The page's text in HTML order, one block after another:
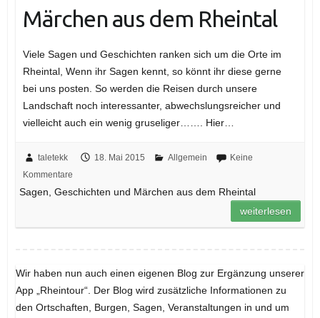
Märchen aus dem Rheintal
Viele Sagen und Geschichten ranken sich um die Orte im
Rheintal, Wenn ihr Sagen kennt, so könnt ihr diese gerne
bei uns posten. So werden die Reisen durch unsere
Landschaft noch interessanter, abwechslungsreicher und
vielleicht auch ein wenig gruseliger……. Hier…
taletekk 18. Mai 2015 Allgemein
Keine
Kommentare
Sagen, Geschichten und Märchen aus dem Rheintal
weiterlesen
Wir haben nun auch einen eigenen Blog zur Ergänzung unserer
App „Rheintour“. Der Blog wird zusätzliche Informationen zu
den Ortschaften, Burgen, Sagen, Veranstaltungen in und um